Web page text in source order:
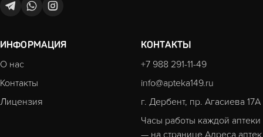
ИНФОРМАЦИЯ
О нас
Контакты
Лицензия
КОНТАКТЫ
+7 988 291-11-49
info@apteka149.ru
г. Дербент, пр. Агасиева 17А
Часы работы каждой аптеки
— на странице Адреса аптек